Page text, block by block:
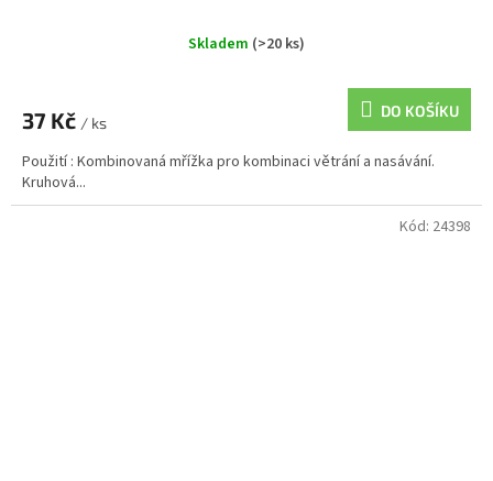
Skladem (>20 ks)
37 Kč / ks
DO KOŠÍKU
Použití : Kombinovaná mřížka pro kombinaci větrání a nasávání.
Kruhová...
Kód: 24398